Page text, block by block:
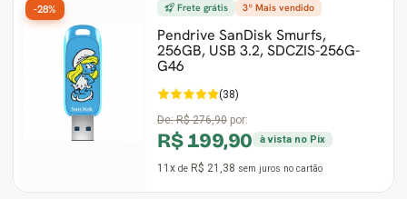
Frete grátis 3º Mais vendido
Pendrive SanDisk Smurfs,
256GB, USB 3.2, SDCZIS-256G-
G46
(38)
De:R$ 276,90 por:
R$ 199,90 à vista no Pix
11x de R$ 21,38 sem juros no cartão
-28%